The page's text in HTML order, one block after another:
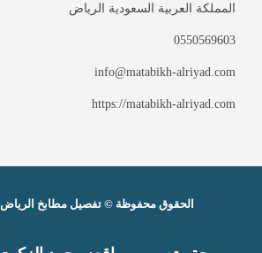
المملكة العربية السعودية الرياض
0550569603
info@matabikh-alriyad.com
https://matabikh-alriyad.com
الحقوق محفوظة ©تفصيل مطابخ الرياض